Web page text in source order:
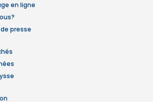
en ligne
presse